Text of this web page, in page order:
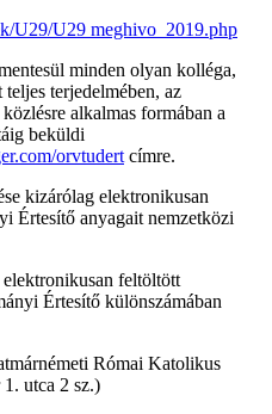
U29/U29 meghivo_2019.php
minden olyan kolléga,
terjedelmében, az
alkalmas formában a
beküldi
orvtudert címre.
kizárólag elektronikusan
Értesítő anyagait nemzetközi
feltöltött
Értesítő különszámában
Római Katolikus
utca 2 sz.)